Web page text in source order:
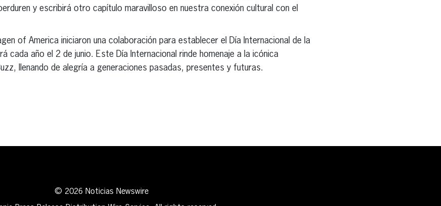
y escribirá otro capítulo maravilloso en nuestra conexión cultural con el
of America iniciaron una colaboración para establecer el Día Internacional de la
cada año el 2 de junio. Este Día Internacional rinde homenaje a la icónica
llenando de alegría a generaciones pasadas, presentes y futuras.
© 2026 Noticias Newswire